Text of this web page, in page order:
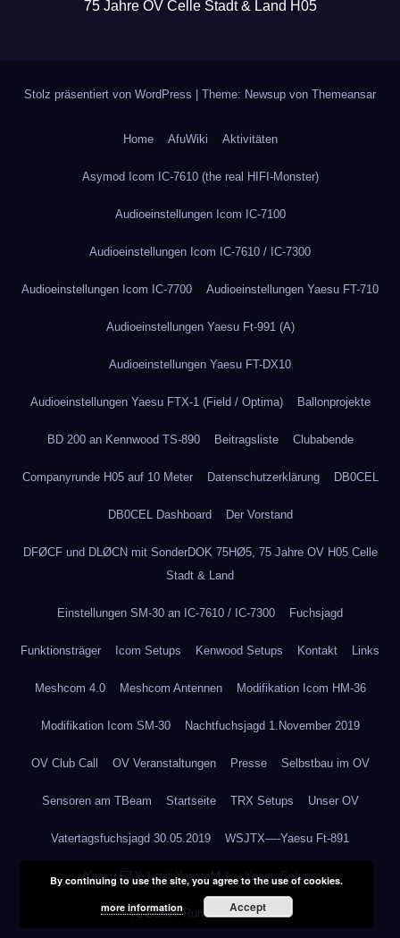
75 Jahre OV Celle Stadt & Land H05
Stolz präsentiert von WordPress Theme: Newsup von Themeansar
Home AfuWiki Aktivitäten
Asymod Icom IC-7610 (the real HIFI-Monster)
Audioeinstellungen Icom IC-7100
Audioeinstellungen Icom IC-7610 / IC-7300
Audioeinstellungen Icom IC-7700 Audioeinstellungen Yaesu FT-710
Audioeinstellungen Yaesu Ft-991 (A)
Audioeinstellungen Yaesu FT-DX10
Audioeinstellungen Yaesu FTX-1 (Field / Optima) Ballonprojekte
BD 200 an Kennwood TS-890 Beitragsliste Clubabende
Companyrunde H05 auf 10 Meter Datenschutzerklärung DB0CEL
DB0CEL Dashboard Der Vorstand
DFØCF und DLØCN mit SonderDOK 75HØ5, 75 Jahre OV H05 Celle
Stadt & Land
Einstellungen SM-30 an IC-7610 / IC-7300 Fuchsjagd
Funktionsträger Icom Setups Kenwood Setups Kontakt Links
Meshcom 4.0 Meshcom Antennen Modifikation Icom HM-36
Modifikation Icom SM-30 Nachtfuchsjagd 1.November 2019
OV Club Call OV Veranstaltungen Presse Selbstbau im OV
Sensoren am TBeam Startseite TRX Setups Unser OV
Vatertagsfuchsjagd 30.05.2019 WSJTX—-Yaesu Ft-891
Yaesu FTX-1 mit Yaesu M-1 Yaesu Setups
YL DMR+ Runde REF 4185
By continuing to use the site, you agree to the use of cookies.
more information
Accept